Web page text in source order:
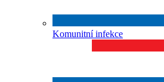
Komunitní infekce